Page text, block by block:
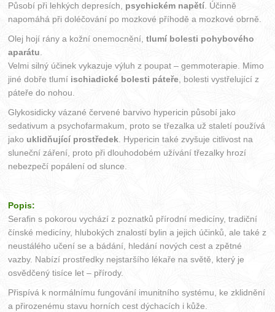
Působí při lehkých depresích, psychickém napětí. Účinně
napomáhá při doléčování po mozkové příhodě a mozkové obrně.
Olej hojí rány a kožní onemocnění,tlumí bolesti pohybového
aparátu.
Velmi silný účinek vykazuje výluh z poupat – gemmoterapie. Mimo
jiné dobře tlumí ischiadické bolesti páteře, bolesti vystřelující z
páteře do nohou.
Glykosidicky vázané červené barvivo hypericin působí jako
sedativum a psychofarmakum, proto se třezalka už staletí používá
jako uklidňující prostředek. Hypericin také zvyšuje citlivost na
sluneční záření, proto při dlouhodobém užívání třezalky hrozí
nebezpečí popálení od slunce.
Popis:
Serafin s pokorou vychází z poznatků přírodní medicíny, tradiční
čínské medicíny, hlubokých znalostí bylin a jejich účinků, ale také z
neustálého učení se a bádání, hledání nových cest a zpětné
vazby. Nabízí prostředky nejstaršího lékaře na světě, který je
osvědčený tisíce let – přírody.
Přispívá k normálnímu fungování imunitního systému, ke zklidnění
a přirozenému stavu horních cest dýchacích i kůže.